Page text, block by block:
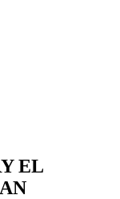
Y EL